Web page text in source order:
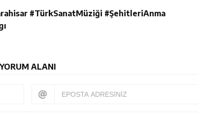
#TürkSanatMüziği #ŞehitleriAnma
YORUM ALANI